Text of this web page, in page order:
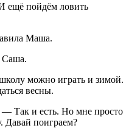
пойдём ловить
Маша.
Саша.
можно играть и зимой.
весны.
Так и есть. Но мне просто
Давай поиграем?